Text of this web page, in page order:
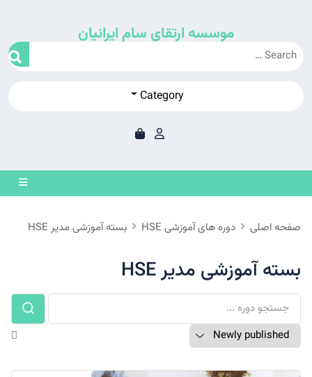
موسسه ارتقای سام ایرانیان
Category
صفحه اصلی دوره های آموزشی HSE بسته آموزشی مدیر HSE
بسته آموزشی مدیر HSE